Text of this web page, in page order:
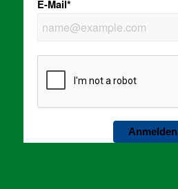
E-Mail*
Anmelden